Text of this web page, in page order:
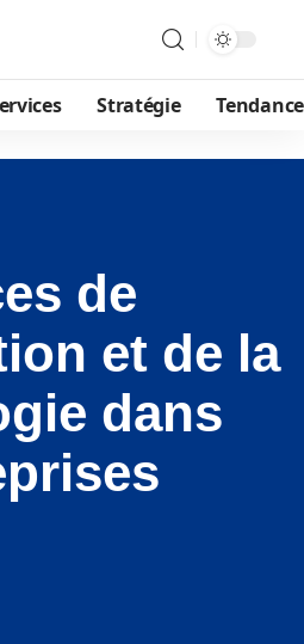
Stratégie
de
et de la
dans